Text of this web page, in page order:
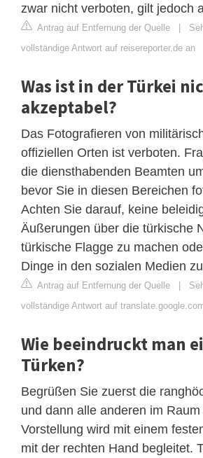
zwar nicht verboten, gilt jedoch
Antrag auf Entfernung der Quelle |
vollständige Antwort auf reisereporter.de an
Was ist in der Türkei
akzeptabel?
Das Fotografieren von
offiziellen Orten ist verboten.
die diensthabenden Beamten
bevor Sie in diesen Bereichen
Achten Sie darauf, keine
Äußerungen über die türkische
türkische Flagge zu machen
Dinge in den sozialen Medien
Antrag auf Entfernung der Quelle |
vollständige Antwort auf
Wie beeindruckt man
Türken?
Begrüßen Sie zuerst die
und dann alle anderen im
Vorstellung wird mit einem
mit der rechten Hand begleitet.